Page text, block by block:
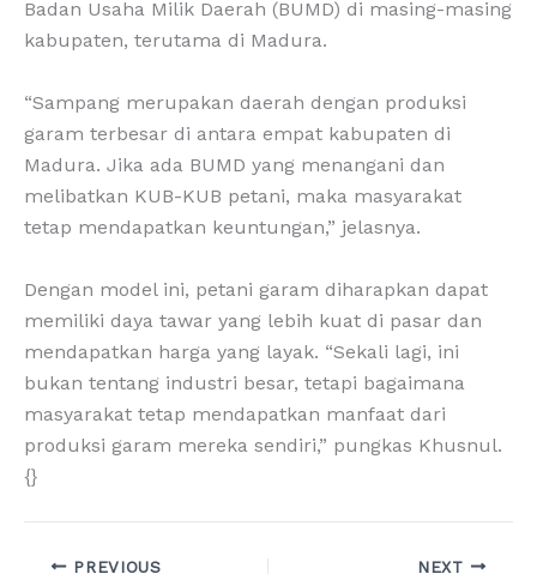
Badan Usaha Milik Daerah (BUMD) di masing-masing
kabupaten, terutama di Madura.
“Sampang merupakan daerah dengan produksi
garam terbesar di antara empat kabupaten di
Madura. Jika ada BUMD yang menangani dan
melibatkan KUB-KUB petani, maka masyarakat
tetap mendapatkan keuntungan,” jelasnya.
Dengan model ini, petani garam diharapkan dapat
memiliki daya tawar yang lebih kuat di pasar dan
mendapatkan harga yang layak. “Sekali lagi, ini
bukan tentang industri besar, tetapi bagaimana
masyarakat tetap mendapatkan manfaat dari
produksi garam mereka sendiri,” pungkas Khusnul.
{}
PREVIOUS NEXT